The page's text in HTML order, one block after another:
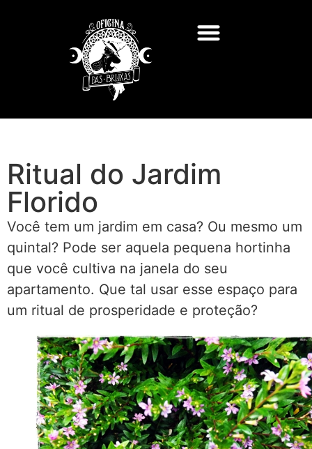
Ritual do Jardim
Florido
Você tem um jardim em casa? Ou mesmo um
quintal? Pode ser aquela pequena hortinha
que você cultiva na janela do seu
apartamento. Que tal usar esse espaço para
um ritual de prosperidade e proteção?